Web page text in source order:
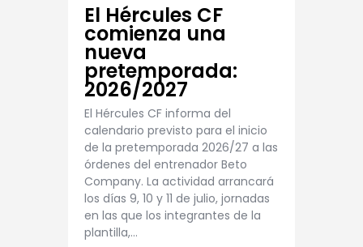
El Hércules CF
comienza una
nueva
pretemporada:
2026/2027
El Hércules CF informa del
calendario previsto para el inicio
de la pretemporada 2026/27 a las
órdenes del entrenador Beto
Company. La actividad arrancará
los días 9, 10 y 11 de julio, jornadas
en las que los integrantes de la
plantilla,…